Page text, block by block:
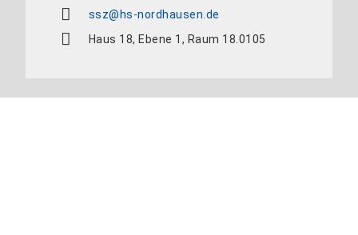
ssz@hs-nordhausen.de
Haus 18, Ebene 1, Raum 18.0105